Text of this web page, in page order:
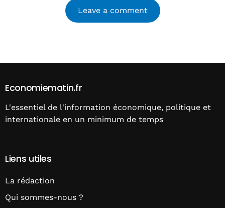
Economiematin.fr
L'essentiel de l'information économique, politique et
internationale en un minimum de temps
Liens utiles
La rédaction
Qui sommes-nous ?